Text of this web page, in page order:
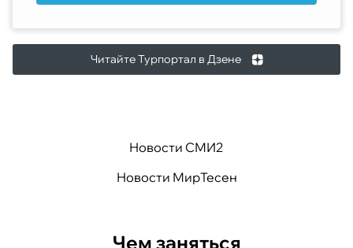
Читайте Турпортал в Дзене
Новости СМИ2
Новости МирТесен
Чем заняться